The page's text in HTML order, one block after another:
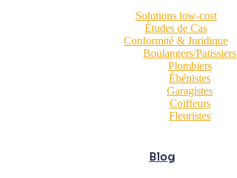
Solutions low-cost
Études de Cas
Conformité & Juridique
Boulangers/Patissiers
Plombiers
Ébénistes
Garagistes
Coiffeurs
Fleuristes
Blog